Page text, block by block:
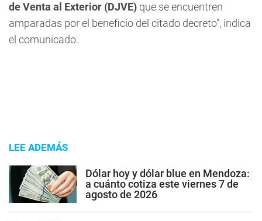
de Venta al Exterior (DJVE) que se encuentren
amparadas por el beneficio del citado decreto", indica
el comunicado.
LEE ADEMÁS
Dólar hoy y dólar blue en Mendoza:
a cuánto cotiza este viernes 7 de
agosto de 2026